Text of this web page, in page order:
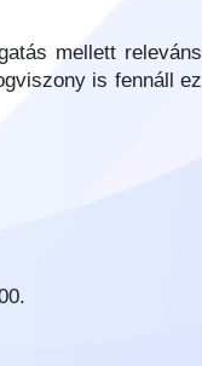
mellett releváns
is fennáll ez